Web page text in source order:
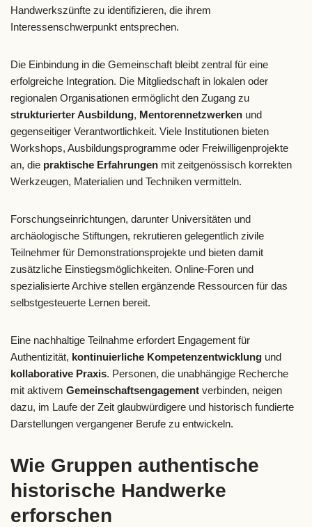
Handwerkszünfte zu identifizieren, die ihrem
Interessenschwerpunkt entsprechen.
Die Einbindung in die Gemeinschaft bleibt zentral für eine
erfolgreiche Integration. Die Mitgliedschaft in lokalen oder
regionalen Organisationen ermöglicht den Zugang zu
strukturierter Ausbildung, Mentorennetzwerken und
gegenseitiger Verantwortlichkeit. Viele Institutionen bieten
Workshops, Ausbildungsprogramme oder Freiwilligenprojekte
an, die praktische Erfahrungen mit zeitgenössisch korrekten
Werkzeugen, Materialien und Techniken vermitteln.
Forschungseinrichtungen, darunter Universitäten und
archäologische Stiftungen, rekrutieren gelegentlich zivile
Teilnehmer für Demonstrationsprojekte und bieten damit
zusätzliche Einstiegsmöglichkeiten. Online-Foren und
spezialisierte Archive stellen ergänzende Ressourcen für das
selbstgesteuerte Lernen bereit.
Eine nachhaltige Teilnahme erfordert Engagement für
Authentizität, kontinuierliche Kompetenzentwicklung und
kollaborative Praxis. Personen, die unabhängige Recherche
mit aktivem Gemeinschaftsengagement verbinden, neigen
dazu, im Laufe der Zeit glaubwürdigere und historisch fundierte
Darstellungen vergangener Berufe zu entwickeln.
Wie Gruppen authentische
historische Handwerke
erforschen